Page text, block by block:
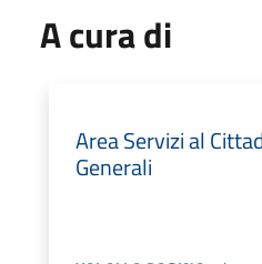
A cura di
Area Servizi al
Generali